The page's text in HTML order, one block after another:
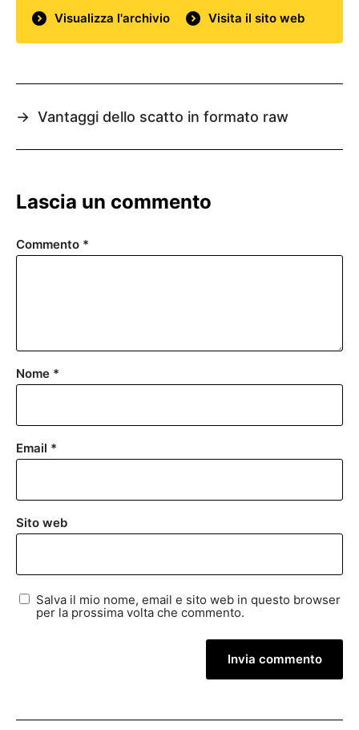
Visualizza l'archivio Visita il sito web
→ Vantaggi dello scatto in formato raw
Lascia un commento
Commento *
Nome *
Email *
Sito web
Salva il mio nome, email e sito web in questo browser
per la prossima volta che commento.